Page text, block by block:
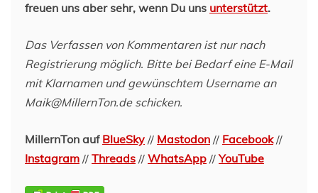
freuen uns aber sehr, wenn Du uns unterstützt.
Das Verfassen von Kommentaren ist nur nach
Registrierung möglich. Bitte bei Bedarf eine E-Mail
mit Klarnamen und gewünschtem Username an
Maik@MillernTon.de schicken.
MillernTon auf BlueSky // Mastodon // Facebook//
Instagram // Threads // WhatsApp //YouTube